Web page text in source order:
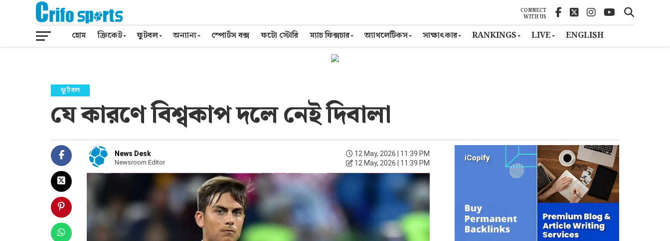
CONNECT
WITH US
হোম ক্রিকেট ফুটবল অন্যান্য স্পোর্টস বক্স ফটো স্টোরি ম্যাচ ফিক্সচার অ্যাথলেটিকস সাক্ষাৎকার RANKINGS LIVE ENGLISH
ফুটবল
যে কারণে বিশ্বকাপ দলে নেই দিবালা
News Desk
Newsroom Editor
12 May, 2026 | 11:39 PM
12 May, 2026 | 11:39 PM